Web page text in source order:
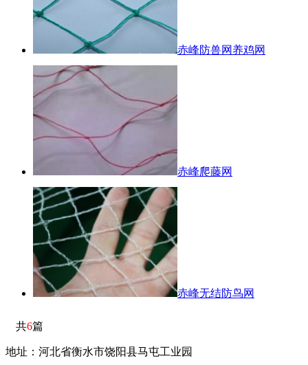
赤峰防兽网养鸡网
赤峰爬藤网
赤峰无结防鸟网
共6篇
地址：河北省衡水市饶阳县马屯工业园